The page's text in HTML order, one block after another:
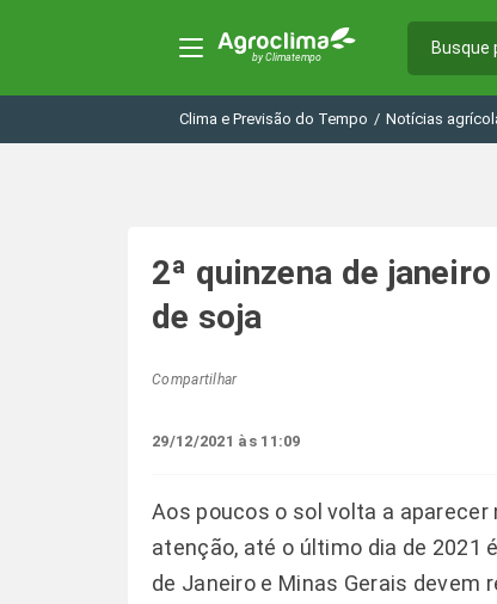
Clima e Previsão do Tempo / Notícias
2ª quinzena de
de soja
Compartilhar
29/12/2021 às 11:09
Aos poucos o sol volta a aparecer
atenção, até o último dia de 2021
de Janeiro e Minas Gerais